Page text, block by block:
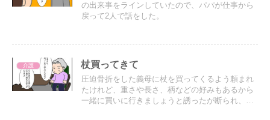
の出来事をラインしていたので、パパが仕事から
戻って2人で話をした。
介護 杖買ってきて
圧迫骨折をした義母に杖を買ってくるよう頼まれ
たけれど、重さや長さ、柄などの好みもあるから
一緒に買いに行きましょうと誘ったが断られ、謎